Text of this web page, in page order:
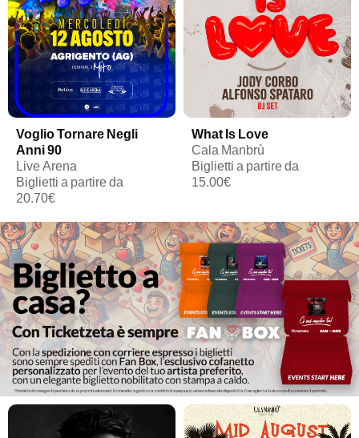
Voglio Tornare Negli
Anni 90
Live Arena
Biglietti a partire da
20.70€
What Is Love
Cala Manbrù
Biglietti a partire da
15.00€